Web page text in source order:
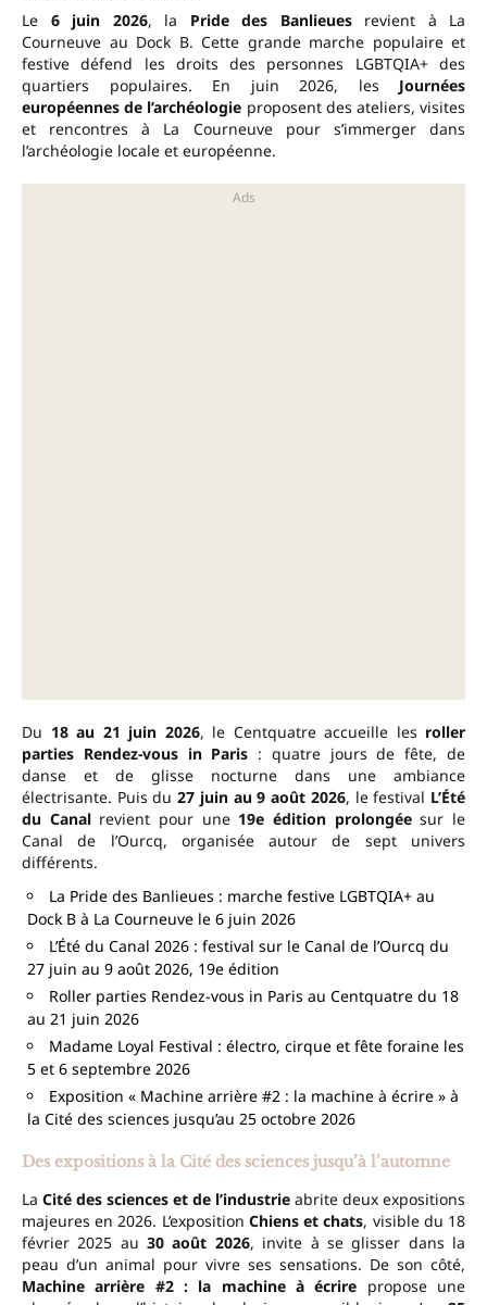
Le 6 juin 2026, la Pride des Banlieuesrevient à La
Courneuve au Dock B. Cette grande marche populaire et
festive défend les droits des personnes LGBTQIA+ des
quartiers populaires. En juin 2026, les Journées
européennes de l’archéologie proposent des ateliers, visites
et rencontres à La Courneuve pour s’immerger dans
l’archéologie locale et européenne.
Du 18 au 21 juin 2026, le Centquatre accueille les roller
parties Rendez-vous in Paris : quatre jours de fête, de
danse et de glisse nocturne dans une ambiance
électrisante. Puis du27 juin au 9 août 2026, le festival L’Été
du Canalrevient pour une 19e édition prolongéesur le
Canal de l’Ourcq, organisée autour de sept univers
différents.
La Pride des Banlieues : marche festive LGBTQIA+ au
Dock B à La Courneuve le 6 juin 2026
L’Été du Canal 2026 : festival sur le Canal de l’Ourcq du
27 juin au 9 août 2026, 19e édition
Roller parties Rendez-vous in Paris au Centquatre du 18
au 21 juin 2026
Madame Loyal Festival : électro, cirque et fête foraine les
5 et 6 septembre 2026
Exposition « Machine arrière #2 : la machine à écrire » à
la Cité des sciences jusqu’au 25 octobre 2026
Des expositions à la Cité des sciences jusqu’à l’automne
La Cité des sciences et de l’industrie abrite deux expositions
majeures en 2026. L’exposition Chiens et chats, visible du 18
février 2025 au30 août 2026, invite à se glisser dans la
peau d’un animal pour vivre ses sensations. De son côté,
Machine arrière #2 : la machine à écrire propose une